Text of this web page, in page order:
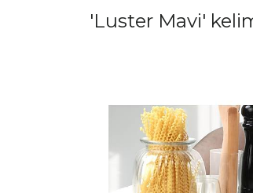
'Luster Mavi'